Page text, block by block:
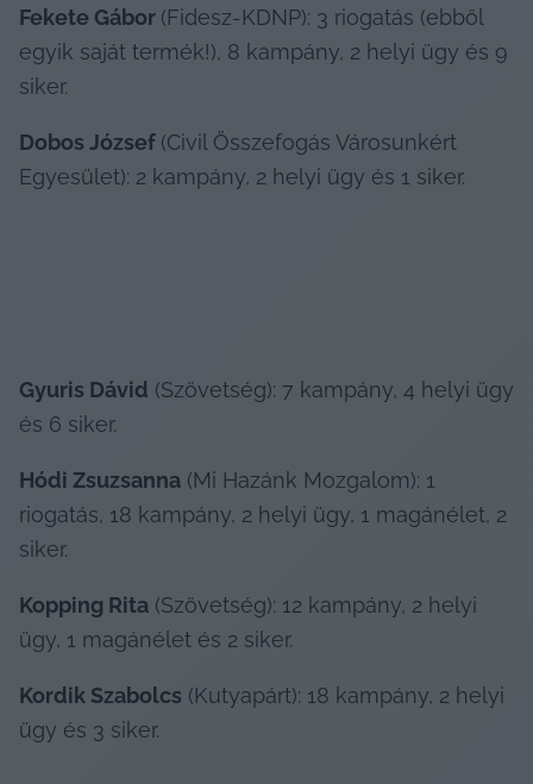
Fekete Gábor (Fidesz-KDNP): 3 riogatás (ebből
egyik saját termék!), 8 kampány, 2 helyi ügy és 9
siker.
Dobos József (Civil Összefogás Városunkért
Egyesület): 2 kampány, 2 helyi ügy és 1 siker.
Gyuris Dávid (Szövetség): 7 kampány, 4 helyi ügy
és 6 siker.
Hódi Zsuzsanna (Mi Hazánk Mozgalom): 1
riogatás, 18 kampány, 2 helyi ügy, 1 magánélet, 2
siker.
Kopping Rita (Szövetség): 12 kampány, 2 helyi
ügy, 1 magánélet és 2 siker.
Kordik Szabolcs (Kutyapárt): 18 kampány, 2 helyi
ügy és 3 siker.